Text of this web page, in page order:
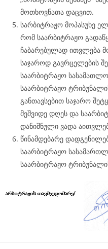
მოთხოვნათა დაცვით.
სარბიტრაჟო მოპასუხე
რომ საარბიტრაჟო
ჩაბარებულად ითვლება
საჯაროდ გავრცელების
საარბიტრაჟო
საარბიტრაჟო
განთავსებით საჯარო
მეშვიდე დღეს და
დანიშნული ვადა
წინამდებარე
საარბიტრაჟო
საარბიტრაჟო